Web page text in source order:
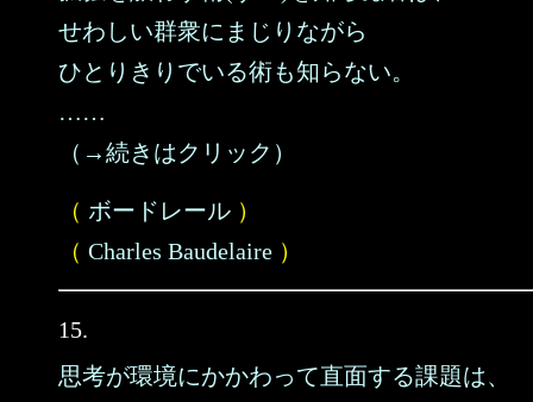
せわしい群衆にまじりながら
ひとりきりでいる術も知らない。
……
（→続きはクリック）
（ ボードレール ）
（ Charles Baudelaire ）
15.
思考が環境にかかわって直面する課題は、